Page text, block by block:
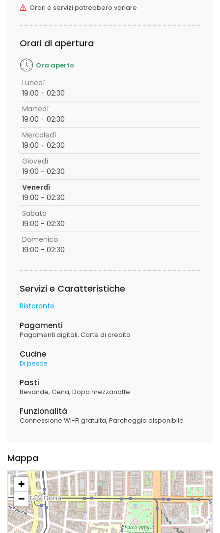
Orari e servizi potrebbero variare
Orari di apertura
Ora aperto
Lunedì
19:00 - 02:30
Martedì
19:00 - 02:30
Mercoledì
19:00 - 02:30
Giovedì
19:00 - 02:30
Venerdì
19:00 - 02:30
Sabato
19:00 - 02:30
Domenica
19:00 - 02:30
Servizi e Caratteristiche
Ristorante
Pagamenti
Pagamenti digitali Carte di credito
Cucine
Di pesce
Pasti
Bevande Cena Dopo mezzanotte
Funzionalità
Connessione Wi-Fi gratuita Parcheggio disponibile
Mappa
+
−